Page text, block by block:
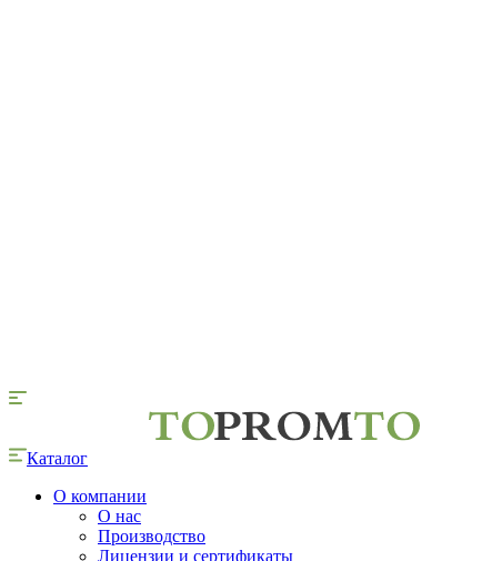
Каталог
О компании
О нас
Производство
Лицензии и сертификаты